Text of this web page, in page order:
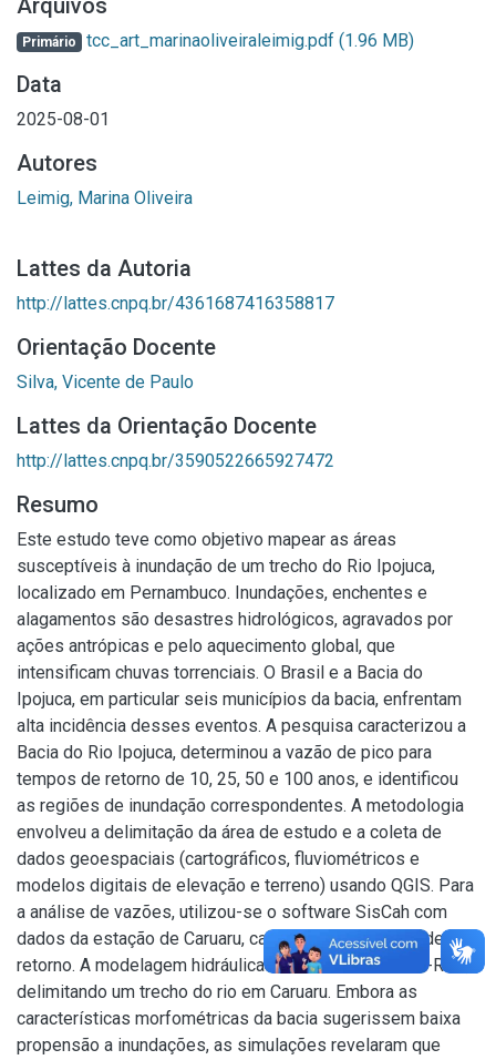
Arquivos
Primário tcc_art_marinaoliveiraleimig.pdf (1.96 MB)
Data
2025-08-01
Autores
Leimig, Marina Oliveira
Lattes da Autoria
http://lattes.cnpq.br/4361687416358817
Orientação Docente
Silva, Vicente de Paulo
Lattes da Orientação Docente
http://lattes.cnpq.br/3590522665927472
Resumo
Este estudo teve como objetivo mapear as áreas
susceptíveis à inundação de um trecho do Rio Ipojuca,
localizado em Pernambuco. Inundações, enchentes e
alagamentos são desastres hidrológicos, agravados por
ações antrópicas e pelo aquecimento global, que
intensificam chuvas torrenciais. O Brasil e a Bacia do
Ipojuca, em particular seis municípios da bacia, enfrentam
alta incidência desses eventos. A pesquisa caracterizou a
Bacia do Rio Ipojuca, determinou a vazão de pico para
tempos de retorno de 10, 25, 50 e 100 anos, e identificou
as regiões de inundação correspondentes. A metodologia
envolveu a delimitação da área de estudo e a coleta de
dados geoespaciais (cartográficos, fluviométricos e
modelos digitais de elevação e terreno) usando QGIS. Para
a análise de vazões, utilizou-se o software SisCah com
dados da estação de Caruaru, calculando os tempos de
retorno. A modelagem hidráulica foi realizada no HEC-RAS,
delimitando um trecho do rio em Caruaru. Embora as
características morfométricas da bacia sugerissem baixa
propensão a inundações, as simulações revelaram que